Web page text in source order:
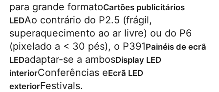
para grande formatoCartões publicitários
LEDAo contrário do P2.5 (frágil,
superaquecimento ao ar livre) ou do P6
(pixelado a < 30 pés), o P391Painéis de ecrã
LEDadaptar-se a ambosDisplay LED
interiorConferências eEcrã LED
exteriorFestivals.